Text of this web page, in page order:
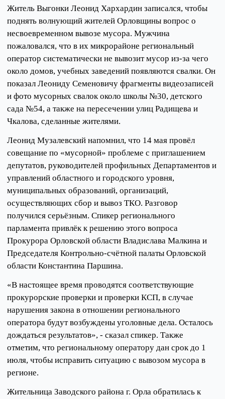
Житель Выгонки Леонид Хархардин записался, чтобы
поднять волнующий жителей Орловщины вопрос о
несвоевременном вывозе мусора. Мужчина
пожаловался, что в их микрорайоне региональный
оператор систематически не вывозит мусор из-за чего
около домов, учебных заведений появляются свалки. Он
показал Леониду Семеновичу фрагменты видеозаписей
и фото мусорных свалок около школы №30, детского
сада №54, а также на пересечении улиц Радищева и
Чкалова, сделанные жителями.
Леонид Музалевский напомнил, что 14 мая провёл
совещание по «мусорной» проблеме с приглашением
депутатов, руководителей профильных Департаментов и
управлений областного и городского уровня,
муниципальных образований, организаций,
осуществляющих сбор и вывоз ТКО. Разговор
получился серьёзным. Спикер регионального
парламента привлёк к решению этого вопроса
Прокурора Орловской области Владислава Малкина и
Председателя Контрольно-счётной палаты Орловской
области Константина Паршина.
«В настоящее время проводятся соответствующие
прокурорские проверки и проверки КСП, в случае
нарушения закона в отношении регионального
оператора будут возбуждены уголовные дела. Осталось
дождаться результатов», - сказал спикер. Также
отметим, что региональному оператору дан срок до 1
июля, чтобы исправить ситуацию с вывозом мусора в
регионе.
Жительница Заводского района г. Орла обратилась к